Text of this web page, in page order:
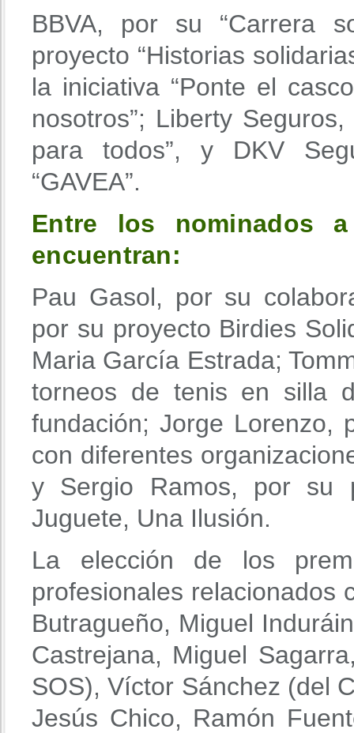
BBVA, por su “Carrera
proyecto “Historias
la iniciativa “Ponte el
nosotros”; Liberty
para todos”, y DKV
“GAVEA”.
Entre los nominados
encuentran:
Pau Gasol, por su
por su proyecto Birdies
Maria García Estrada;
torneos de tenis en silla
fundación; Jorge Lorenzo,
con diferentes
y Sergio Ramos, por su
Juguete, Una Ilusión.
La elección de los
profesionales relacionados
Butragueño, Miguel
Castrejana, Miguel
SOS), Víctor Sánchez (del
Jesús Chico, Ramón